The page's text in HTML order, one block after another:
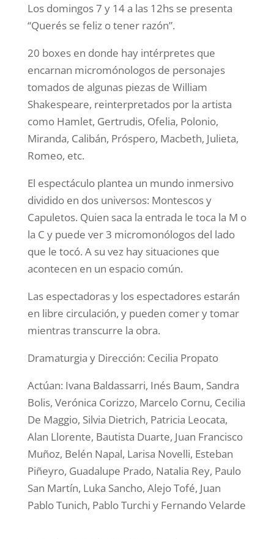
Los domingos 7 y 14 a las 12hs se presenta
“Querés se feliz o tener razón”.
20 boxes en donde hay intérpretes que
encarnan micromónologos de personajes
tomados de algunas piezas de William
Shakespeare, reinterpretados por la artista
como Hamlet, Gertrudis, Ofelia, Polonio,
Miranda, Calibán, Próspero, Macbeth, Julieta,
Romeo, etc.
El espectáculo plantea un mundo inmersivo
dividido en dos universos: Montescos y
Capuletos. Quien saca la entrada le toca la M o
la C y puede ver 3 micromonólogos del lado
que le tocó. A su vez hay situaciones que
acontecen en un espacio común.
Las espectadoras y los espectadores estarán
en libre circulación, y pueden comer y tomar
mientras transcurre la obra.
Dramaturgia y Dirección: Cecilia Propato
Actúan: Ivana Baldassarri, Inés Baum, Sandra
Bolis, Verónica Corizzo, Marcelo Cornu, Cecilia
De Maggio, Silvia Dietrich, Patricia Leocata,
Alan Llorente, Bautista Duarte, Juan Francisco
Muñoz, Belén Napal, Larisa Novelli, Esteban
Piñeyro, Guadalupe Prado, Natalia Rey, Paulo
San Martín, Luka Sancho, Alejo Tofé, Juan
Pablo Tunich, Pablo Turchi y Fernando Velarde